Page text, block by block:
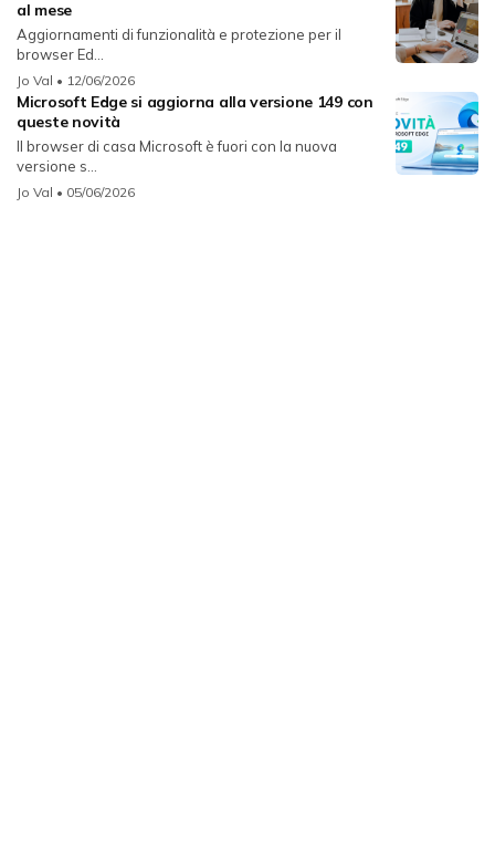
al mese
Aggiornamenti di funzionalità e protezione per il
browser Ed...
Jo Val • 12/06/2026
Microsoft Edge si aggiorna alla versione 149 con
queste novità
Il browser di casa Microsoft è fuori con la nuova
versione s...
Jo Val • 05/06/2026